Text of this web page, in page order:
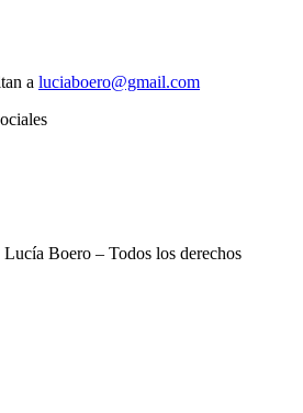
a luciaboero@gmail.com
Boero – Todos los derechos